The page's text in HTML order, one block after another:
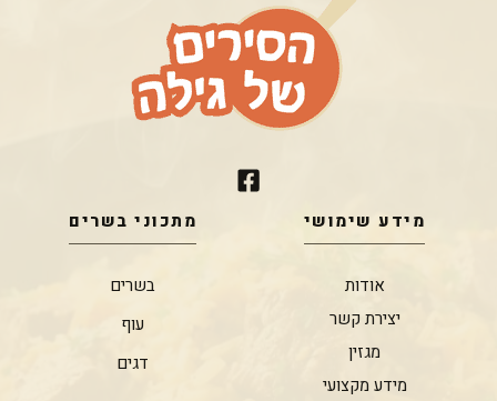
מידע שימושי
אודות
יצירת קשר
מגזין
מידע מקצועי
מתכוני בשרים
בשרים
עוף
דגים